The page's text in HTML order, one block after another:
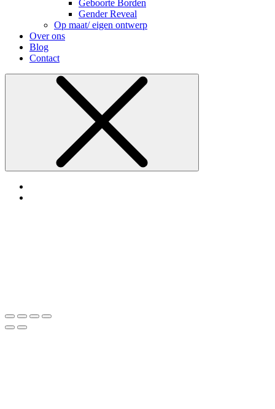
Geboorte Borden
Gender Reveal
Op maat/ eigen ontwerp
Over ons
Blog
Contact